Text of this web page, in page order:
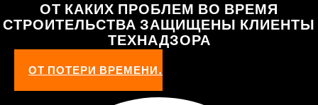
ОТ КАКИХ ПРОБЛЕМ ВО ВРЕМЯ
СТРОИТЕЛЬСТВА ЗАЩИЩЕНЫ КЛИЕНТЫ
ТЕХНАДЗОРА
ОТ ПОТЕРИ ВРЕМЕНИ.